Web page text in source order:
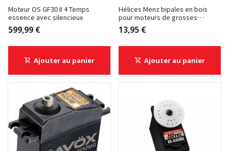
Moteur OS GF30 II 4 Temps
essence avec silencieux
599,99 €
Ajouter au panier
Hélices Menz bipales en bois
pour moteurs de grosses
cylindrées
13,95 €
Ajouter au panier